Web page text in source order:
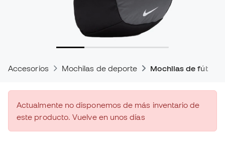
Accesorios Mochilas de deporte Mochilas de fútbol
Actualmente no disponemos de más inventario de
este producto. Vuelve en unos días